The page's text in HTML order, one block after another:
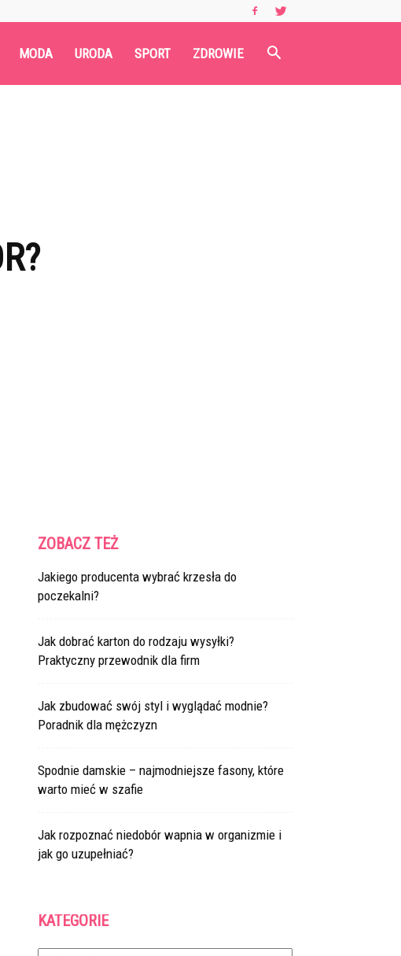
MODA URODA SPORT ZDROWIE
ZOBACZ TEŻ
Jakiego producenta wybrać krzesła do
poczekalni?
Jak dobrać karton do rodzaju wysyłki?
Praktyczny przewodnik dla firm
Jak zbudować swój styl i wyglądać modnie?
Poradnik dla mężczyzn
Spodnie damskie – najmodniejsze fasony, które
warto mieć w szafie
Jak rozpoznać niedobór wapnia w organizmie i
jak go uzupełniać?
KATEGORIE
Kategorie